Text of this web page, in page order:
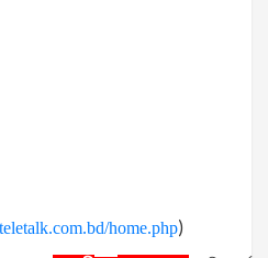
home.php)